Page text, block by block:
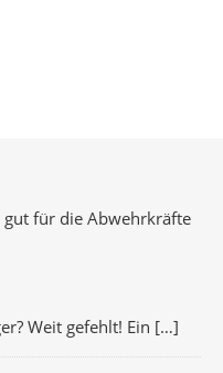
gut für die Abwehrkräfte
Weit gefehlt! Ein […]